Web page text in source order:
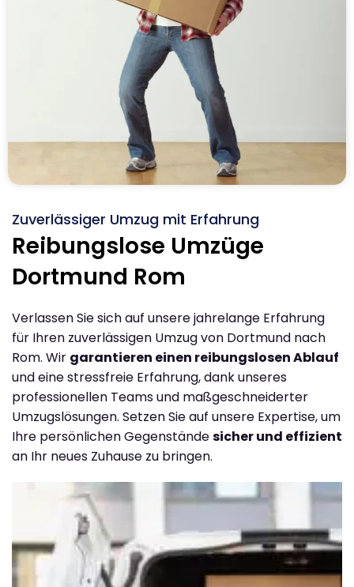
Zuverlässiger Umzug mit Erfahrung
Reibungslose Umzüge
Dortmund Rom
Verlassen Sie sich auf unsere jahrelange Erfahrung
für Ihren zuverlässigen Umzug von Dortmund nach
Rom. Wir garantieren einen reibungslosen Ablauf
und eine stressfreie Erfahrung, dank unseres
professionellen Teams und maßgeschneiderter
Umzugslösungen. Setzen Sie auf unsere Expertise, um
Ihre persönlichen Gegenständesicher und effizient
an Ihr neues Zuhause zu bringen.